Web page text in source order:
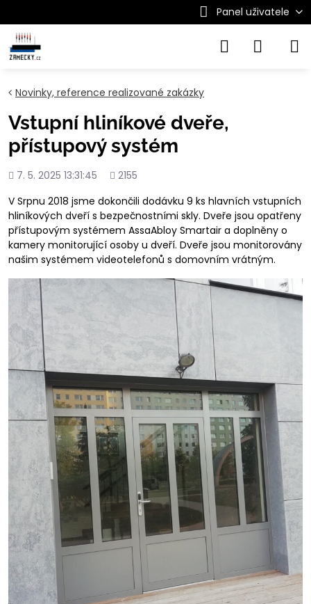
Panel uživatele
Novinky, reference realizované zakázky
Vstupní hliníkové dveře,
přístupový systém
Přidáno
7. 5. 2025 13:31:45
Počet
2155
V Srpnu 2018 jsme dokončili dodávku 9 ks hlavních vstupních
hliníkových dveří s bezpečnostními skly. Dveře jsou opatřeny
přístupovým systémem AssaAbloy Smartair a doplněny o
kamery monitorující osoby u dveří. Dveře jsou monitorovány
našim systémem videotelefonů s domovním vrátným.